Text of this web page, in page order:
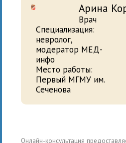
Арина
Врач
Специализация:
невролог,
модератор МЕД-
инфо
Место работы:
Первый МГМУ им.
Сеченова
Онлайн-консультация